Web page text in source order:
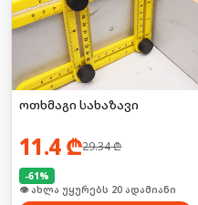
ოთხმაგი სახაზავი
11.4₾29.34₾
-61%
🛒 ბოლო 24სთ-ში იყიდა 25-მა